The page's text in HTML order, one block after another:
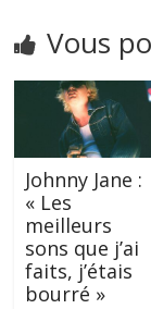
Vous
Johnny Jane :
« Les
meilleurs
sons que j’ai
faits, j’étais
bourré »